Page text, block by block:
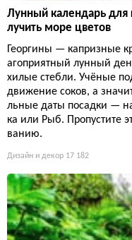
Лунный календарь для
лучить море цветов
Георгины — капризные
агоприятный лунный
хилые стебли. Учёные
движение соков, а
льные даты посадки —
ка или Рыб. Пропустите
ванию.
Дизайн и декор 17 182